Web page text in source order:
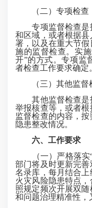
（二）专项检查
专项监督检查是
和区域，或者根据
署，以及在重大节
施的监督检查。实
开”的方式。专项监
者检查工作要求确定
（三）其他监督
其他监督检查是
举报核查等，或者
监督检查的内容，
隐患整改情况。
六、工作要求
（一）严格落实“
部门将及时更新完
名录库，每月结合
火灾风险隐患特点
照规定频次开展双
和问题治理精准性，